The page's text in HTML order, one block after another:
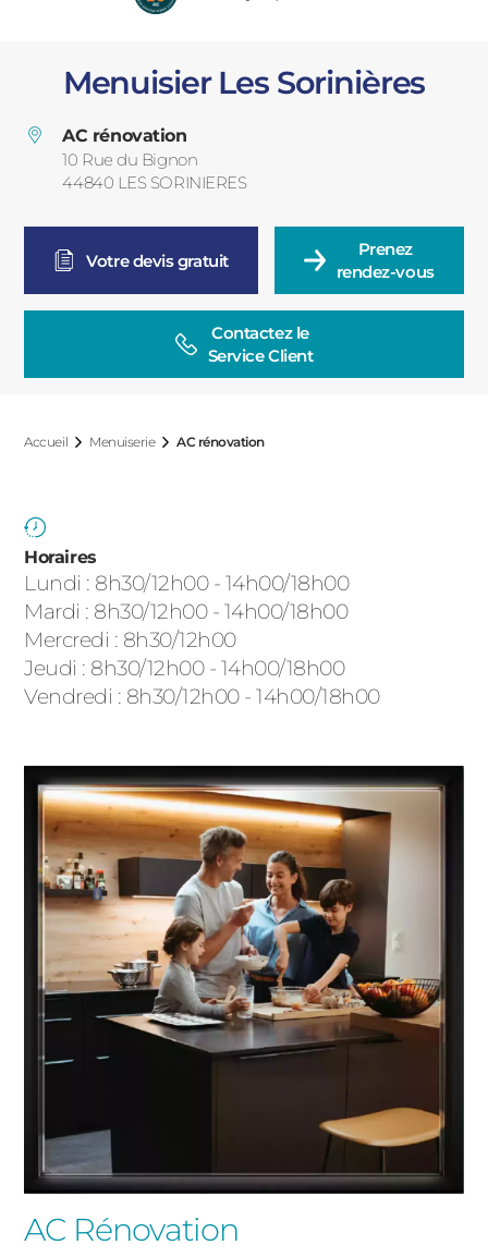
Menuisier Les Sorinières
AC rénovation
10 Rue du Bignon
44840 LES SORINIERES
Votre devis gratuit
Prenez
rendez-vous
Contactez le
Service Client
Accueil Menuiserie AC rénovation
Horaires
Lundi : 8h30/12h00 - 14h00/18h00
Mardi : 8h30/12h00 - 14h00/18h00
Mercredi : 8h30/12h00
Jeudi : 8h30/12h00 - 14h00/18h00
Vendredi : 8h30/12h00 - 14h00/18h00
AC Rénovation
PVC
ALUMINIUM
CARPORTS
CLÔTURES